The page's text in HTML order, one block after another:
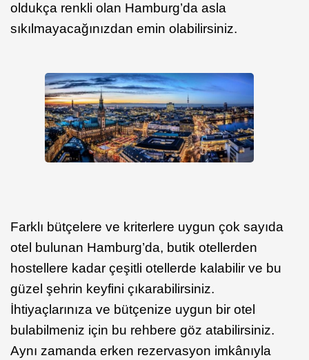
oldukça renkli olan Hamburg’da asla
sıkılmayacağınızdan emin olabilirsiniz.
Farklı bütçelere ve kriterlere uygun çok sayıda
otel bulunan Hamburg’da, butik otellerden
hostellere kadar çeşitli otellerde kalabilir ve bu
güzel şehrin keyfini çıkarabilirsiniz.
İhtiyaçlarınıza ve bütçenize uygun bir otel
bulabilmeniz için bu rehbere göz atabilirsiniz.
Aynı zamanda erken rezervasyon imkânıyla